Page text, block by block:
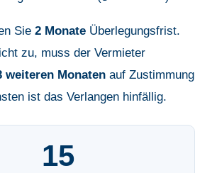
Sie2 Monate Überlegungsfrist.
zu, muss der Vermieter
weiteren Monaten auf Zustimmung
ist das Verlangen hinfällig.
15